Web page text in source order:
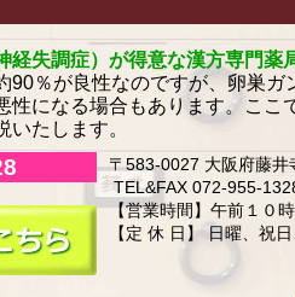
経失調症）が得意な漢方専門薬
90％が良性なのですが、卵巣ガ
性になる場合もあります。ここ
たします。
〒583-0027 大阪府藤井
TEL&FAX 072-955-
【営業時間】午前１０
【定 休 日】 日曜、祝